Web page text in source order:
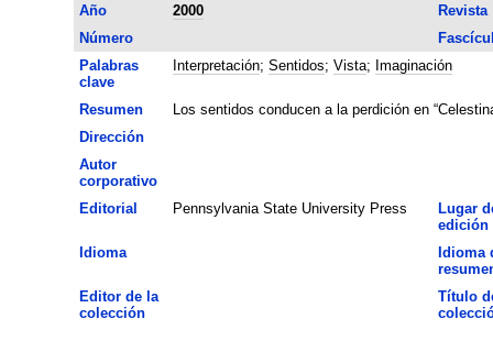
Año
2000
Revista
Número
Palabras
clave
Interpretación; Sentidos; Vista; Imaginación
Resumen
Los sentidos conducen a la perdición en
Dirección
Autor
corporativo
Editorial
Pennsylvania State University Press
Lugar
edición
Idioma
Idioma
Editor de la
colección
Título